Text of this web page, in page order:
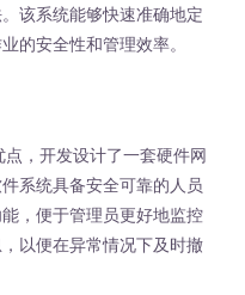
该系统能够快速准确地定
的安全性和管理效率。
，开发设计了一套硬件网
系统具备安全可靠的人员
，便于管理员更好地监控
以便在异常情况下及时撤